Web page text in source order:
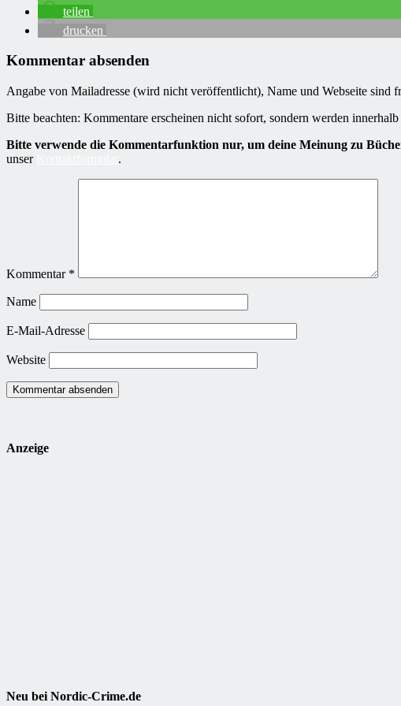
teilen
drucken
Kommentar absenden
Angabe von Mailadresse (wird nicht veröffentlicht), Name und Webseite sind
Bitte beachten: Kommentare erscheinen nicht sofort, sondern werden
Bitte verwende die Kommentarfunktion nur, um deine Meinung zu
unser
.
Kommentar *
Name
E-Mail-Adresse
Website
Anzeige
Neu bei Nordic-Crime.de